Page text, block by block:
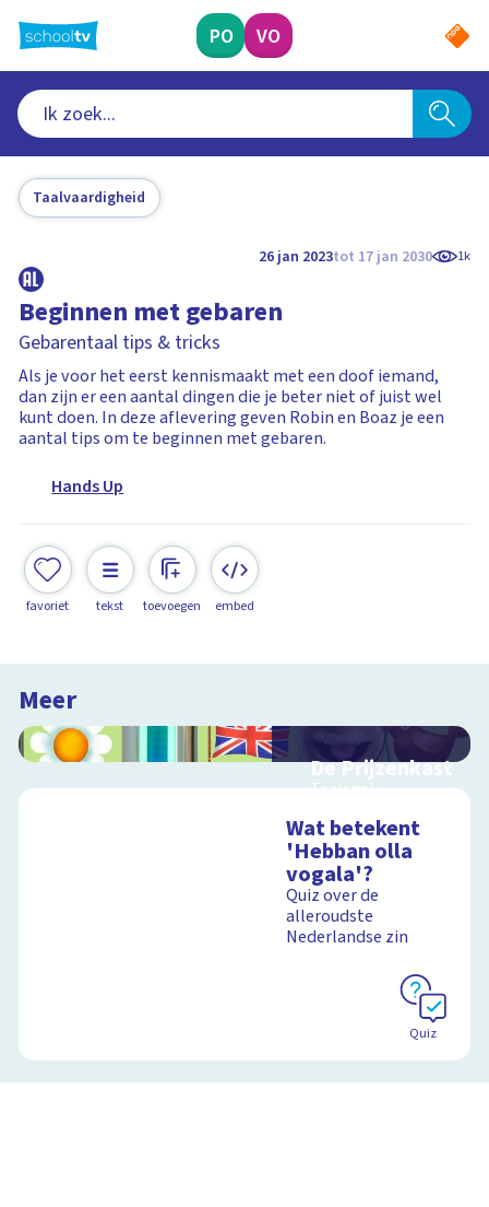
naar
hoofdinhoud
PO VO
Taalvaardigheid
26 jan 2023tot 17 jan 2030 1k
Beginnen met gebaren
Gebarentaal tips & tricks
Als je voor het eerst kennismaakt met een doof iemand,
dan zijn er een aantal dingen die je beter niet of juist wel
kunt doen. In deze aflevering geven Robin en Boaz je een
aantal tips om te beginnen met gebaren.
Hands Up
favoriet tekst toevoegen embed
Meer
De Prijzenkast
Taalspel
Wat betekent
'Hebban olla
vogala'?
Quiz over de
alleroudste
Nederlandse zin
Quiz